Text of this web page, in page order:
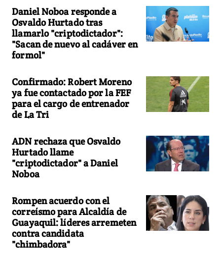
Daniel Noboa responde a
Osvaldo Hurtado tras
llamarlo "criptodictador":
"Sacan de nuevo al cadáver en
formol"
Confirmado: Robert Moreno
ya fue contactado por la FEF
para el cargo de entrenador
de La Tri
ADN rechaza que Osvaldo
Hurtado llame
"criptodictador" a Daniel
Noboa
Rompen acuerdo con el
correísmo para Alcaldía de
Guayaquil: líderes arremeten
contra candidata
"chimbadora"